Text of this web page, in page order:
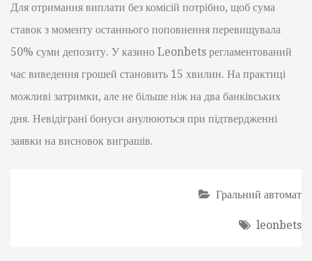
Для отримання виплати без комісій потрібно, щоб сума
ставок з моменту останнього поповнення перевищувала
50% суми депозиту. У казино Leonbets регламентований
час виведення грошей становить 15 хвилин. На практиці
можливі затримки, але не більше ніж на два банківських
дня. Невідіграні бонуси анулюються при підтвердженні
заявки на висновок виграшів.
Гральний автомат
leonbets